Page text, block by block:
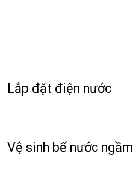
Lắp đặt điện nước
Vệ sinh bể nước ngầm